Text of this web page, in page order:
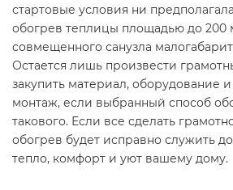
стартовые условия ни
обогрев теплицы площадью до 200
совмещенного санузла
Остается лишь произвести
закупить материал, оборудование
монтаж, если выбранный способ
такового. Если все сделать
обогрев будет исправно служить
тепло, комфорт и уют вашему дому.